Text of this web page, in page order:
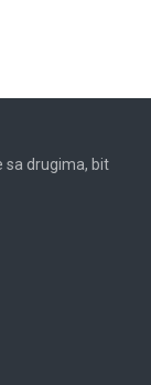
sa drugima, bit